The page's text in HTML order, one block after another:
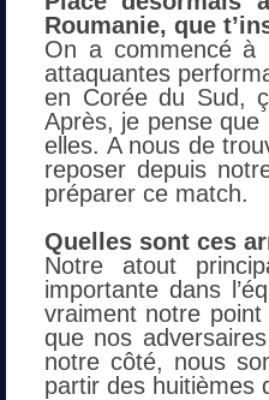
Roumanie, que
On a commencé à
attaquantes
en Corée du Sud,
Après, je pense
elles. A nous de
reposer depuis
préparer ce match.
Quelles sont ces
Notre atout
importante dans
vraiment notre
que nos
notre côté, nous
partir des huitièmes